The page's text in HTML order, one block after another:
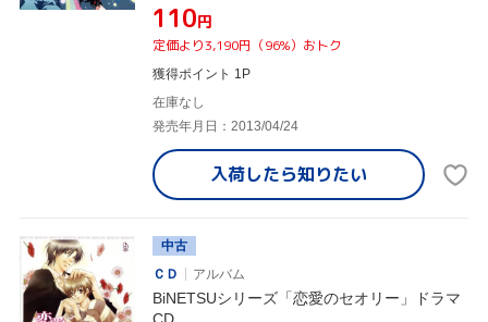
¥110円
定価より3,190円（96%）おトク
獲得ポイント 1P
在庫なし
発売年月日：2013/04/24
入荷したら知りたい
中古
ＣＤ
アルバム
BiNETSUシリーズ「恋愛のセオリー」ドラマ